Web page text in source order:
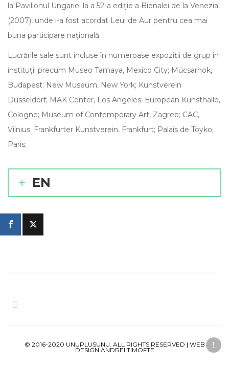
la Pavilionul Ungariei la a 52-a ediție a Bienalei de la Venezia
(2007), unde i-a fost acordat Leul de Aur pentru cea mai
buna participare națională.
Lucrările sale sunt incluse în numeroase expoziții de grup în
instituții precum Museo Tamaya, Mexico City; Mücsarnok,
Budapest; New Museum, New York; Kunstverein
Düsseldorf; MAK Center, Los Angeles; European Kunsthalle,
Cologne; Museum of Contemporary Art, Zagreb; CAC,
Vilnius; Frankfurter Kunstverein, Frankfurt; Palais de Toyko,
Paris;
EN
© 2016-2020 UNUPLUSUNU. ALL RIGHTS RESERVED | WEB
DESIGN ANDREI TIMOFTE